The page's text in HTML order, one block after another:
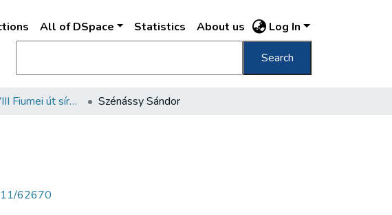
All of DSpace Statistics About us Log In
Search
Budapest VIII Fiumei út sírkert 1. rész Szénássy Sándor
62670